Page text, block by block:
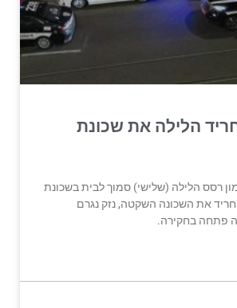
הלילה את שכונת
רסס הלילה (שלישי) סמוך לבית בשכונת
את השכונה השקטה, נזק נגרם
פתחה בחקירה.